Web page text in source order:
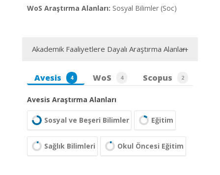
WoS Araştırma Alanları: Sosyal Bilimler (Soc)
Akademik Faaliyetlere Dayalı Araştırma Alanları
Avesis 4 WoS 4 Scopus 2
Avesis Araştırma Alanları
Sosyal ve Beşeri Bilimler Eğitim
Sağlık Bilimleri Okul Öncesi Eğitim